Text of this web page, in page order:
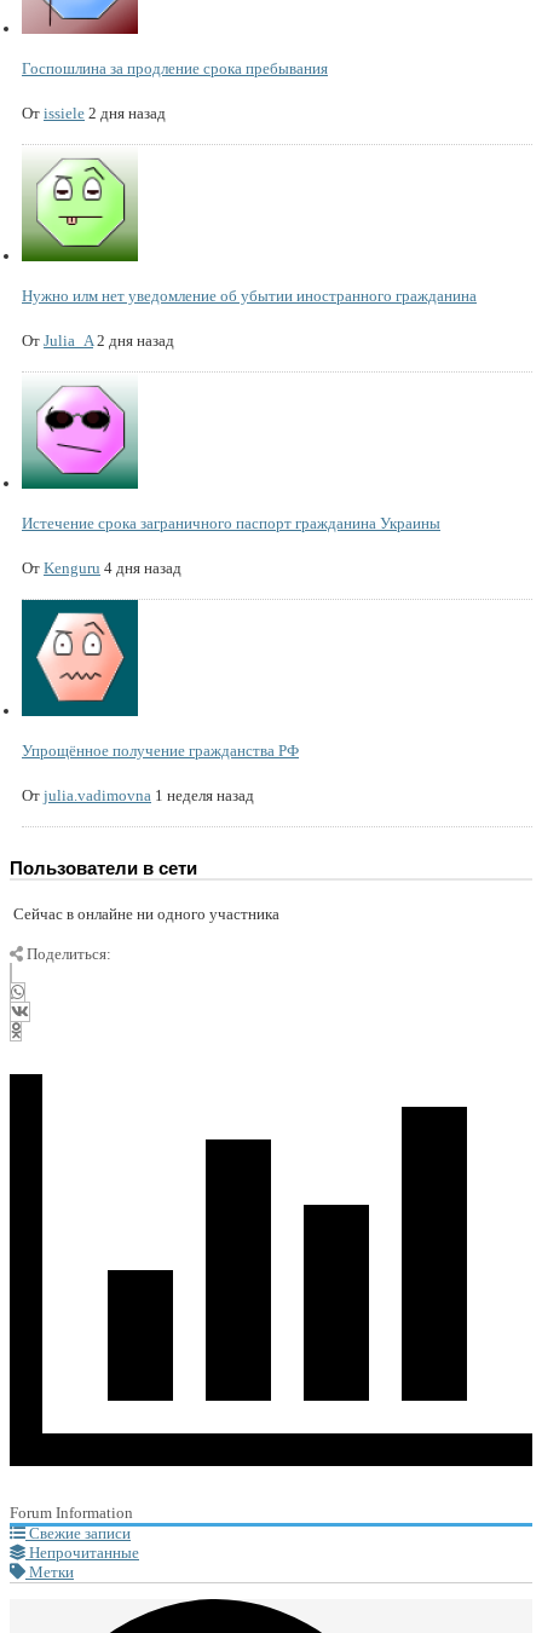
Госпошлина за продление срока пребывания
От issiele 2 дня назад
Нужно илм нет уведомление об убытии иностранного гражданина
От Julia_A 2 дня назад
Истечение срока заграничного паспорт гражданина Украины
От Kenguru 4 дня назад
Упрощённое получение гражданства РФ
От julia.vadimovna 1 неделя назад
Пользователи в сети
Сейчас в онлайне ни одного участника
Поделиться:
Forum Information
Свежие записи
Непрочитанные
Метки